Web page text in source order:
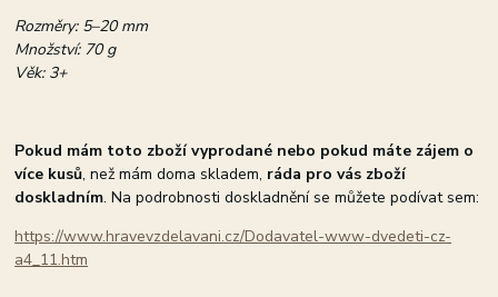
Rozměry: 5–20 mm
Množství: 70 g
Věk: 3+
Pokud mám toto zboží vyprodané nebo pokud máte zájem o
více kusů, než mám doma skladem, ráda pro vás zboží
doskladním. Na podrobnosti doskladnění se můžete podívat sem:
https://www.hravevzdelavani.cz/Dodavatel-www-dvedeti-cz-
a4_11.htm